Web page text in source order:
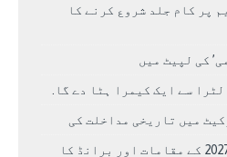
پر کام جلد شروع کرنے کا
کی لپیٹ میں
میں تاریخی مداخلت کی
مردوں کے کرکٹ ورلڈ کپ 2027 کے مقامات اور برانڈ کا